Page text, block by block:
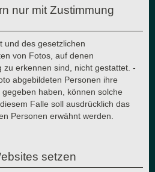
nur mit Zustimmung
und des gesetzlichen
von Fotos, auf denen
zu erkennen sind, nicht gestattet. -
abgebildeten Personen ihre
haben, können solche
Falle soll ausdrücklich das
Personen erwähnt werden.
setzen